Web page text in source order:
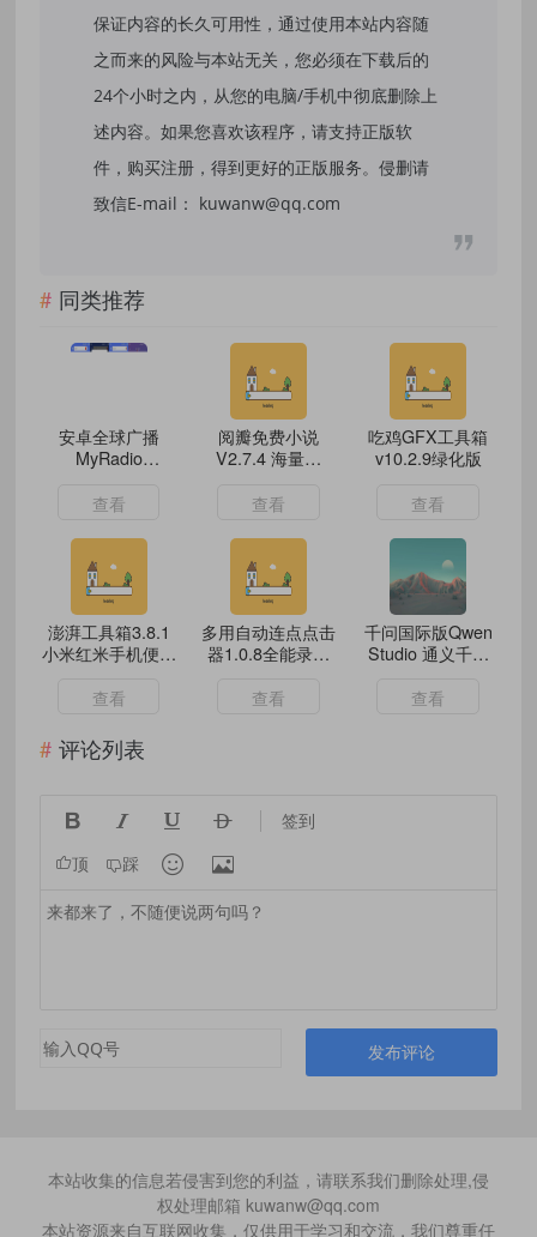
保证内容的长久可用性，通过使用本站内容随
之而来的风险与本站无关，您必须在下载后的
24个小时之内，从您的电脑/手机中彻底删除上
述内容。如果您喜欢该程序，请支持正版软
件，购买注册，得到更好的正版服务。侵删请
致信E-mail： kuwanw@qq.com
同类推荐
安卓全球广播
MyRadio
查看
阅瓣免费小说
V2.7.4 海量好
查看
吃鸡GFX工具箱
v10.2.9绿化版
查看
澎湃工具箱3.8.1
小米红米手机便捷
查看
多用自动连点点击
器1.0.8全能录制
查看
千问国际版Qwen
Studio 通义千问
图文生视频创作安
查看
评论列表
    签到
顶 踩  
发布评论
本站收集的信息若侵害到您的利益，请联系我们删除处理,侵
权处理邮箱 kuwanw@qq.com
本站资源来自互联网收集，仅供用于学习和交流，我们尊重任